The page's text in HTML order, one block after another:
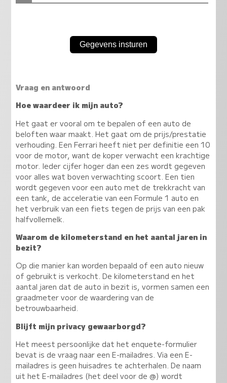
Vraag en antwoord
Hoe waardeer ik mijn auto?
Het gaat er vooral om te bepalen of een auto de
beloften waar maakt. Het gaat om de prijs/prestatie
verhouding. Een Ferrari heeft niet per definitie een 10
voor de motor, want de koper verwacht een krachtige
motor. Ieder cijfer hoger dan een zes wordt gegeven
voor alles wat boven verwachting scoort. Een tien
wordt gegeven voor een auto met de trekkracht van
een tank, de acceleratie van een Formule 1 auto en
het verbruik van een fiets tegen de prijs van een pak
halfvollemelk.
Waarom de kilometerstand en het aantal jaren in
bezit?
Op die manier kan worden bepaald of een auto nieuw
of gebruikt is verkocht. De kilometerstand en het
aantal jaren dat de auto in bezit is, vormen samen een
graadmeter voor de waardering van de
betrouwbaarheid.
Blijft mijn privacy gewaarborgd?
Het meest persoonlijke dat het enquete-formulier
bevat is de vraag naar een E-mailadres. Via een E-
mailadres is geen huisadres te achterhalen. De naam
uit het E-mailadres (het deel voor de @) wordt